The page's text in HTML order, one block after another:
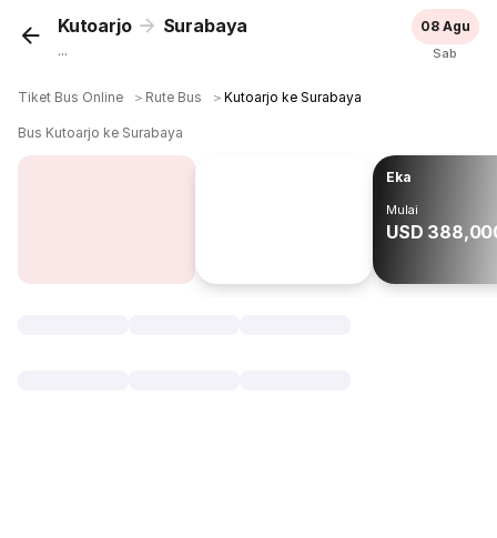
Kutoarjo Surabaya
...
08 Agu
Sab
Tiket Bus Online ＞ Rute Bus ＞Kutoarjo ke Surabaya
Bus Kutoarjo ke Surabaya
Eka
Mulai
USD